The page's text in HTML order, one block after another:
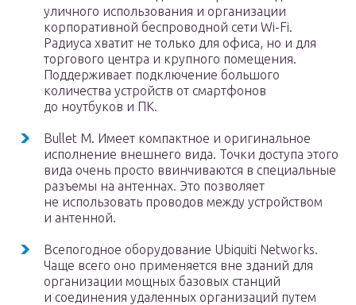
уличного использования и организации
корпоративной беспроводной сети Wi-Fi.
Радиуса хватит не только для офиса, но и для
торгового центра и крупного помещения.
Поддерживает подключение большого
количества устройств от смартфонов
до ноутбуков и ПК.
Bullet M. Имеет компактное и оригинальное
исполнение внешнего вида. Точки доступа этого
вида очень просто ввинчиваются в специальные
разъемы на антеннах. Это позволяет
не использовать проводов между устройством
и антенной.
Всепогодное оборудование Ubiquiti Networks.
Чаще всего оно применяется вне зданий для
организации мощных базовых станций
и соединения удаленных организаций путем